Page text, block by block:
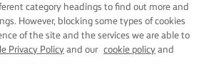
category headings to find out more and
However, blocking some types of cookies
of the site and the services we are able to
Privacy Policy and our cookie policy and